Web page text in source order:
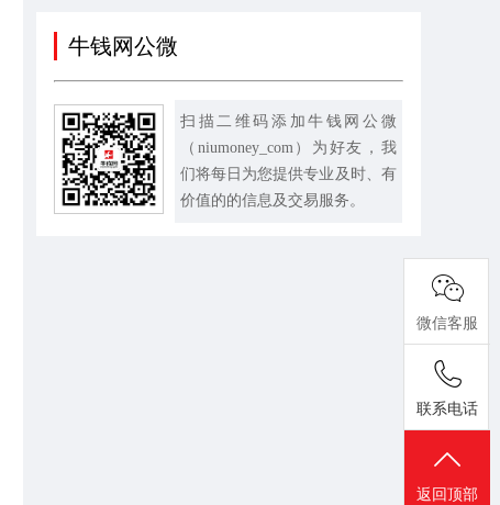
牛钱网公微
扫描二维码添加牛钱网公微
（niumoney_com）为好友，我
们将每日为您提供专业及时、有
价值的的信息及交易服务。
微信客服
联系电话
返回顶部